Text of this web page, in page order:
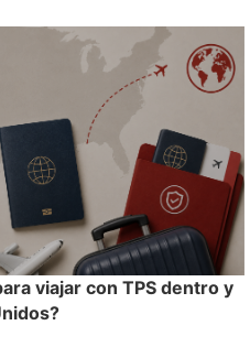
viajar con TPS dentro y